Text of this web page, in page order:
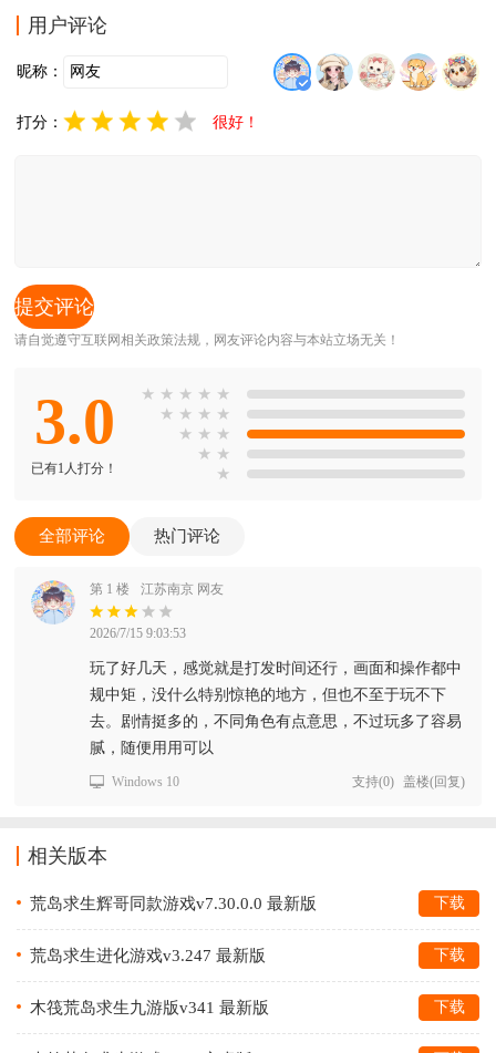
用户评论
昵称：
打分： 很好！
请自觉遵守互联网相关政策法规，网友评论内容与本站立场无关！
3.0
已有1人打分！
★ ★ ★ ★ ★
★ ★ ★ ★
★ ★ ★
★ ★
★
全部评论 热门评论
第 1 楼 江苏南京 网友
2026/7/15 9:03:53
玩了好几天，感觉就是打发时间还行，画面和操作都中
规中矩，没什么特别惊艳的地方，但也不至于玩不下
去。剧情挺多的，不同角色有点意思，不过玩多了容易
腻，随便用用可以
Windows 10 支持(0) 盖楼(回复)
相关版本
荒岛求生辉哥同款游戏v7.30.0.0 最新版 下载
荒岛求生进化游戏v3.247 最新版 下载
木筏荒岛求生九游版v341 最新版 下载